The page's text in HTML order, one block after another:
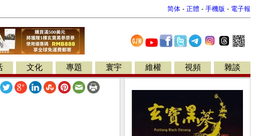
简体 - 正體 - 手機版 - 電子報
文化 專題 寰宇 維權 視頻 雜談